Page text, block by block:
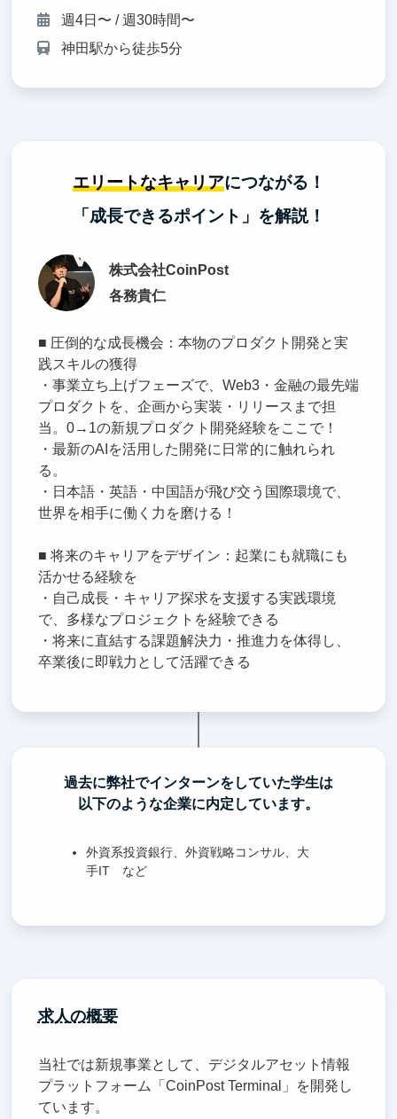
週4日〜 / 週30時間〜
神田駅から徒歩5分
エリートなキャリアにつながる！
「成長できるポイント」を解説！
株式会社CoinPost
各務貴仁
■ 圧倒的な成長機会：本物のプロダクト開発と実
践スキルの獲得
・事業立ち上げフェーズで、Web3・金融の最先端
プロダクトを、企画から実装・リリースまで担
当。0→1の新規プロダクト開発経験をここで！
・最新のAIを活用した開発に日常的に触れられ
る。
・日本語・英語・中国語が飛び交う国際環境で、
世界を相手に働く力を磨ける！
■ 将来のキャリアをデザイン：起業にも就職にも
活かせる経験を
・自己成長・キャリア探求を支援する実践環境
で、多様なプロジェクトを経験できる
・将来に直結する課題解決力・推進力を体得し、
卒業後に即戦力として活躍できる
過去に弊社でインターンをしていた学生は
以下のような企業に内定しています。
外資系投資銀行、外資戦略コンサル、大
手IT など
求人の概要
当社では新規事業として、デジタルアセット情報
プラットフォーム「CoinPost Terminal」を開発し
ています。